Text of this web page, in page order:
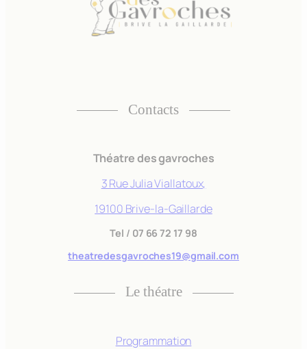
Contacts
Théatre des gavroches
3 Rue Julia Viallatoux,
19100 Brive-la-Gaillarde
Tel / 07 66 72 17 98
theatredesgavroches19@gmail.com
Le théatre
Programmation